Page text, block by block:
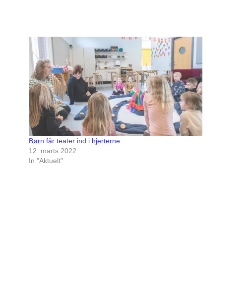
Børn får teater ind i hjerterne
12. marts 2022
In "Aktuelt"